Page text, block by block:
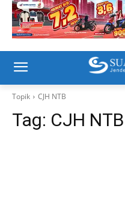
Topik CJH NTB
Tag: CJH NTB